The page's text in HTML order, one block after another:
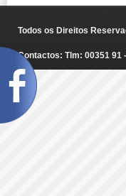
Todos os Direitos
Contactos: Tlm: 00351 91